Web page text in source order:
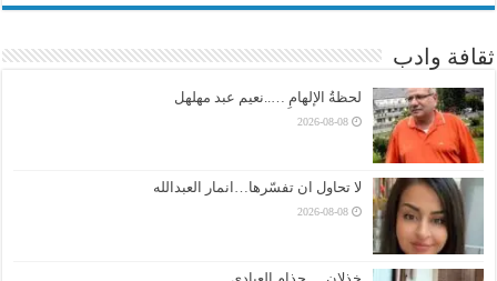
ثقافة وادب
لحظةُ الإلهامِ …..نعيم عبد مهلهل
2026-08-08
لا تحاول ان تفسّرها…انمار العبدالله
2026-08-08